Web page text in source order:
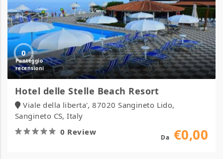
0
Hotel delle Stelle Beach Resort
Viale della liberta', 87020 Sangineto Lido,
Sangineto CS, Italy
0 Review
Da €0,00